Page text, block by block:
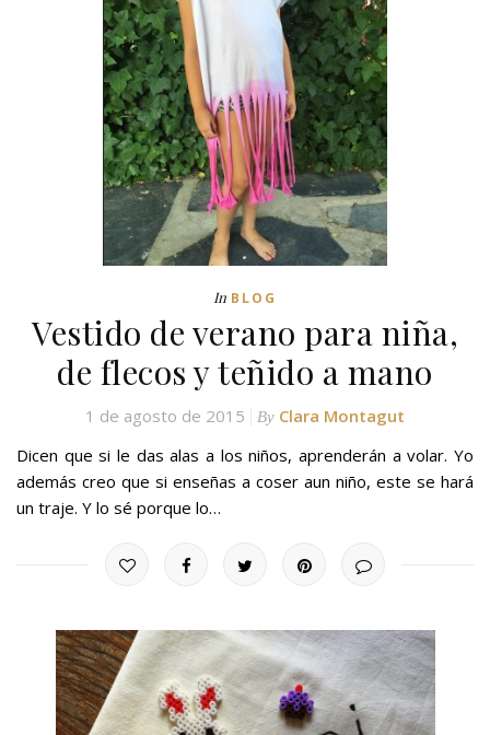
In BLOG
Vestido de verano para niña,
de flecos y teñido a mano
1 de agosto de 2015 By Clara Montagut
Dicen que si le das alas a los niños, aprenderán a volar. Yo
además creo que si enseñas a coser aun niño, este se hará
un traje. Y lo sé porque lo…